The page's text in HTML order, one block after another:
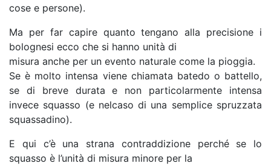
cose e persone).
Ma per far capire quanto tengano alla precisione i
bolognesi ecco che si hanno unità di
misura anche per un evento naturale come la pioggia.
Se è molto intensa viene chiamata batedo o battello,
se di breve durata e non particolarmente intensa
invece squasso (e nelcaso di una semplice spruzzata
squassadino).
E qui c’è una strana contraddizione perché se lo
squasso è l’unità di misura minore per la